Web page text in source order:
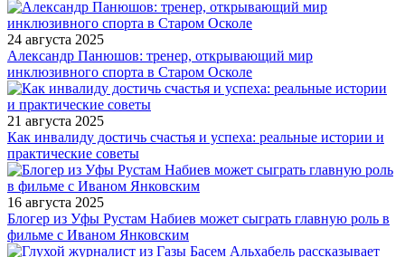
24 августа 2025
Александр Панюшов: тренер, открывающий мир
инклюзивного спорта в Старом Осколе
21 августа 2025
Как инвалиду достичь счастья и успеха: реальные истории и
практические советы
16 августа 2025
Блогер из Уфы Рустам Набиев может сыграть главную роль в
фильме с Иваном Янковским